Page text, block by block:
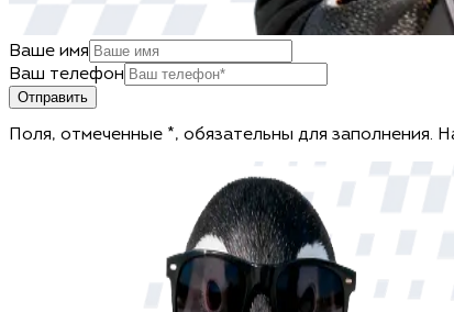
Ваше имя
Ваш телефон
Отправить
Поля, отмеченные *, обязательны для заполнения.